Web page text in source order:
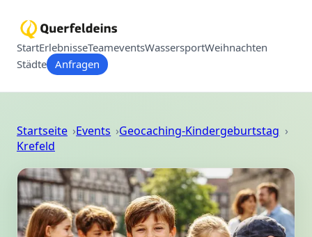
StartErlebnisseTeameventsWassersportWeihnachten
Städte Anfragen
Startseite Events
Geocaching-Kindergeburtstag
Krefeld